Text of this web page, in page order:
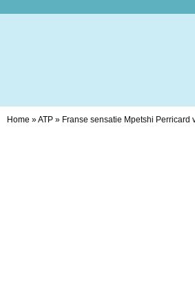
Home »ATP » Franse sensatie Mpetshi Perricard